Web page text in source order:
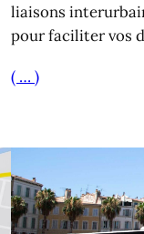
liaisons
pour faciliter vos
( … )